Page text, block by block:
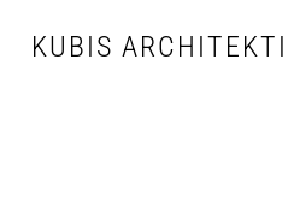
KUBIS ARCHITEKTI